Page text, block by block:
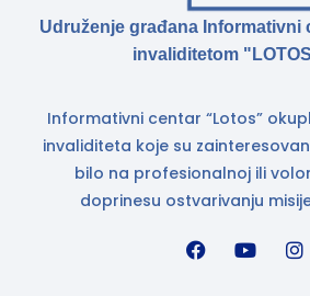
Udruženje građana Informativni
invaliditetom
Informativni centar “Lotos”
invaliditeta koje su
bilo na profesionalnoj ili
doprinesu ostvarivanju